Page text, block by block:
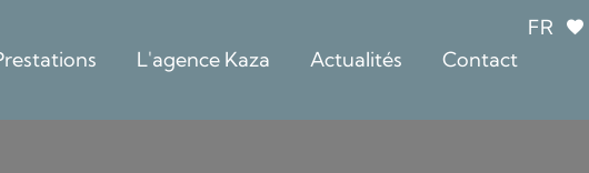
FR
L'agence Kaza Actualités Contact